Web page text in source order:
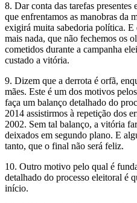
8. Dar conta das tarefas presentes
que enfrentamos as manobras da
exigirá muita sabedoria política. E
mais nada, que não fechemos os
cometidos durante a campanha
custado a vitória.
9. Dizem que a derrota é orfã,
mães. Este é um dos motivos
faça um balanço detalhado do
2014 assistirmos à repetição dos
2002. Sem tal balanço, a vitória
deixados em segundo plano. E
tanto, que o final não será feliz.
10. Outro motivo pelo qual é
detalhado do processo eleitoral é
início.